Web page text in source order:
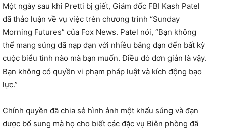
Một ngày sau khi Pretti bị giết, Giám đốc FBI Kash Patel
đã thảo luận về vụ việc trên chương trình “Sunday
Morning Futures” của Fox News. Patel nói, “Bạn không
thể mang súng đã nạp đạn với nhiều băng đạn đến bất kỳ
cuộc biểu tình nào mà bạn muốn. Điều đó đơn giản là vậy.
Bạn không có quyền vi phạm pháp luật và kích động bạo
lực.”
Chính quyền đã chia sẻ hình ảnh một khẩu súng và đạn
dược bổ sung mà họ cho biết các đặc vụ Biên phòng đã